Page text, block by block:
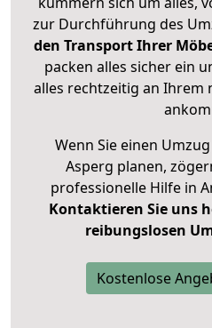
zur Durchführung des
den Transport Ihrer
packen alles sicher ein
alles rechtzeitig an Ihrem
Wenn Sie einen
Asperg planen,
professionelle Hilfe in
Kontaktieren Sie uns
reibungslosen
Kostenlose